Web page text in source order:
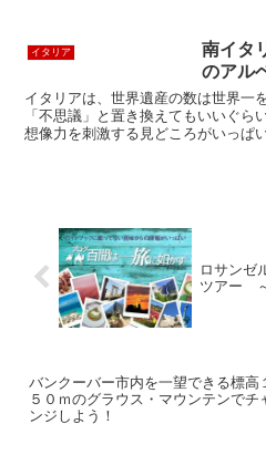
な中庭が
フルなデ
イタリア
南イタ
のアル
イタリアは、世界遺産の数は世界一
「不思議」と置き換えてもいいぐ
想像力を刺激する見どころがいっぱ
ロサンゼ
ツアー
バンクーバー市内を一望できる標高
５０ｍのグラウス・マウンテンでチ
ンジしよう！